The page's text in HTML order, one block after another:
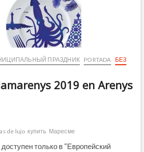
ПРАЗДНИК PORTADA
БЕЗ
2019 en Arenys
de lujo купить Маресме
только в “Европейский